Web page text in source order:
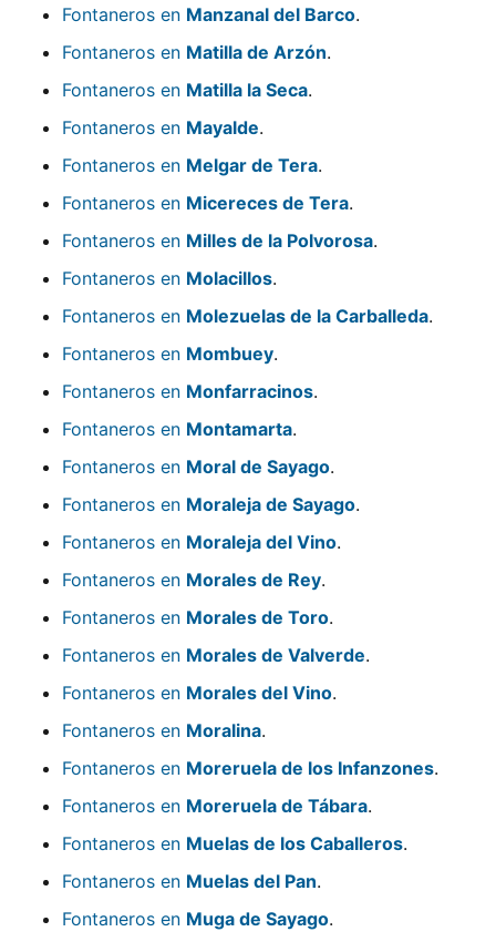
Fontaneros en Manzanal del Barco.
Fontaneros en Matilla de Arzón.
Fontaneros en Matilla la Seca.
Fontaneros en Mayalde.
Fontaneros en Melgar de Tera.
Fontaneros en Micereces de Tera.
Fontaneros en Milles de la Polvorosa.
Fontaneros en Molacillos.
Fontaneros en Molezuelas de la Carballeda.
Fontaneros en Mombuey.
Fontaneros en Monfarracinos.
Fontaneros en Montamarta.
Fontaneros en Moral de Sayago.
Fontaneros en Moraleja de Sayago.
Fontaneros en Moraleja del Vino.
Fontaneros en Morales de Rey.
Fontaneros en Morales de Toro.
Fontaneros en Morales de Valverde.
Fontaneros en Morales del Vino.
Fontaneros en Moralina.
Fontaneros en Moreruela de los Infanzones.
Fontaneros en Moreruela de Tábara.
Fontaneros en Muelas de los Caballeros.
Fontaneros en Muelas del Pan.
Fontaneros en Muga de Sayago.